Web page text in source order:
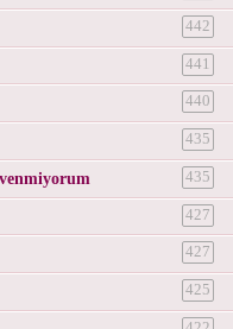
442
441
440
435
435
427
427
425